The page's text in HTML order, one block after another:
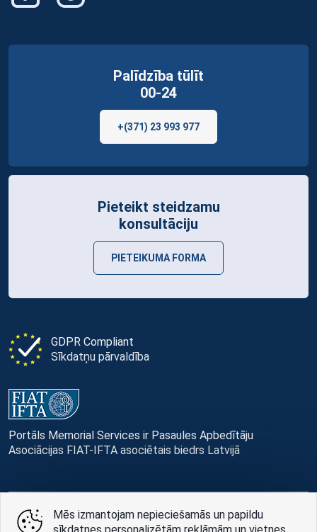
GDPR Compliant
Sīkdatņu pārvaldība
Portāls Memorial Services ir Pasaules Apbedītāju
Asociācijas FIAT-IFTA asociētais biedrs Latvijā
Palīdzība tūlīt
00-24
+(371) 23 993 977
Pieteikt steidzamu
konsultāciju
PIETEIKUMA FORMA
© Memorial Services, 2016 — 2026 pr3-g
Mēs izmantojam nepieciešamās un papildu